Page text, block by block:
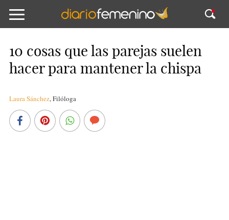
10 cosas que las parejas suelen
hacer para mantener la chispa
Laura Sánchez,Filóloga